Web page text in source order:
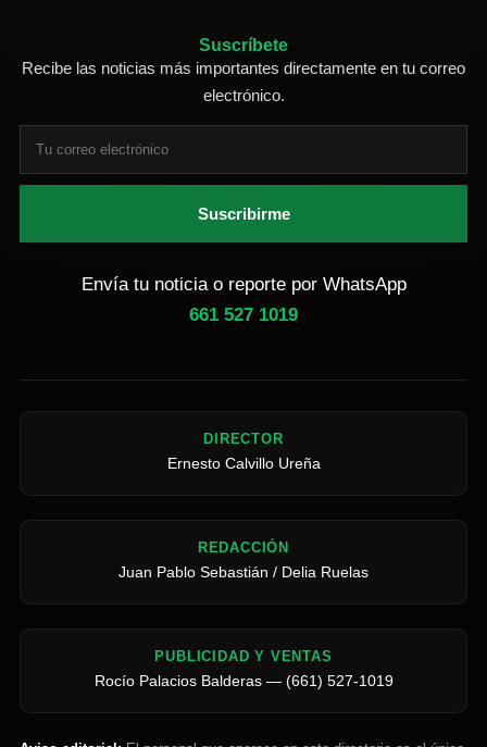
Suscríbete
Recibe las noticias más importantes directamente en tu correo
electrónico.
Suscribirme
Envía tu noticia o reporte por WhatsApp
661 527 1019
DIRECTOR
Ernesto Calvillo Ureña
REDACCIÓN
Juan Pablo Sebastián / Delia Ruelas
PUBLICIDAD Y VENTAS
Rocío Palacios Balderas — (661) 527-1019